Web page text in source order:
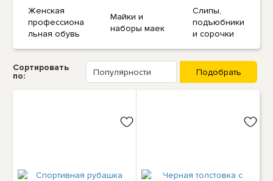
Женская
профессиона
льная обувь
Майки и
наборы маек
Слипы,
подъюбники
и сорочки
Сортировать
по: